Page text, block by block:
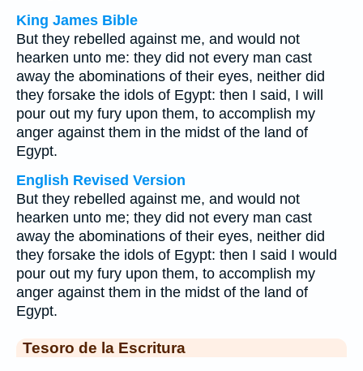
King James Bible
But they rebelled against me, and would not
hearken unto me: they did not every man cast
away the abominations of their eyes, neither did
they forsake the idols of Egypt: then I said, I will
pour out my fury upon them, to accomplish my
anger against them in the midst of the land of
Egypt.
English Revised Version
But they rebelled against me, and would not
hearken unto me; they did not every man cast
away the abominations of their eyes, neither did
they forsake the idols of Egypt: then I said I would
pour out my fury upon them, to accomplish my
anger against them in the midst of the land of
Egypt.
Tesoro de la Escritura